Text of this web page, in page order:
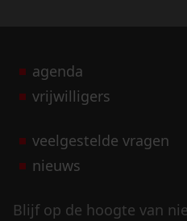
agenda
vrijwilligers
veelgestelde vragen
nieuws
Blijf op de hoogte van